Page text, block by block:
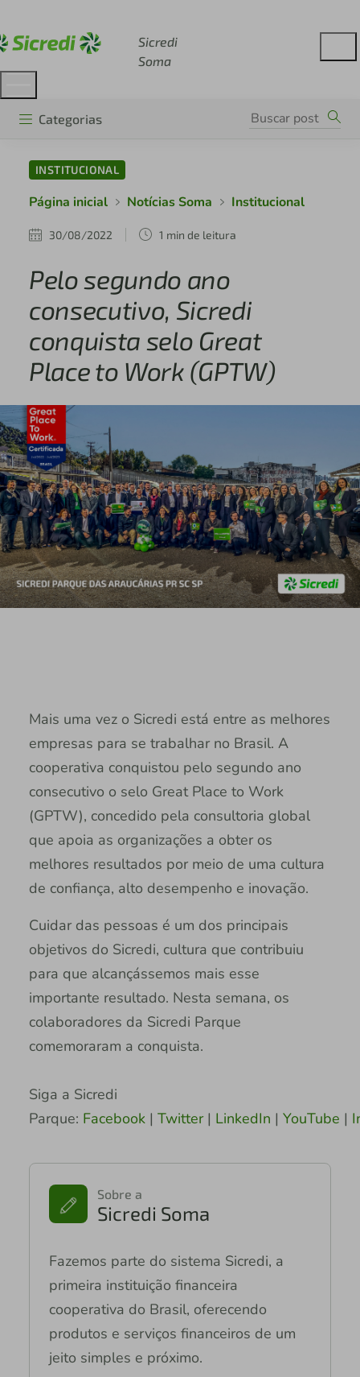
Sicredi
Soma
Categorias
INSTITUCIONAL
Página inicial Notícias Soma Institucional
30/08/2022 1 min de leitura
Pelo segundo ano
consecutivo, Sicredi
conquista selo Great
Place to Work (GPTW)
Mais uma vez o Sicredi está entre as melhores
empresas para se trabalhar no Brasil. A
cooperativa conquistou pelo segundo ano
consecutivo o selo Great Place to Work
(GPTW), concedido pela consultoria global
que apoia as organizações a obter os
melhores resultados por meio de uma cultura
de confiança, alto desempenho e inovação.
Cuidar das pessoas é um dos principais
objetivos do Sicredi, cultura que contribuiu
para que alcançássemos mais esse
importante resultado. Nesta semana, os
colaboradores da Sicredi Parque
comemoraram a conquista.
Siga a Sicredi
Parque: Facebook| Twitter| LinkedIn | YouTube |
Sobre a
Sicredi Soma
Fazemos parte do sistema Sicredi, a
primeira instituição financeira
cooperativa do Brasil, oferecendo
produtos e serviços financeiros de um
jeito simples e próximo.